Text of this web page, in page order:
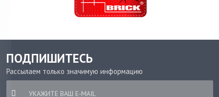
ПОДПИШИТЕСЬ
Рассылаем только значимую информацию